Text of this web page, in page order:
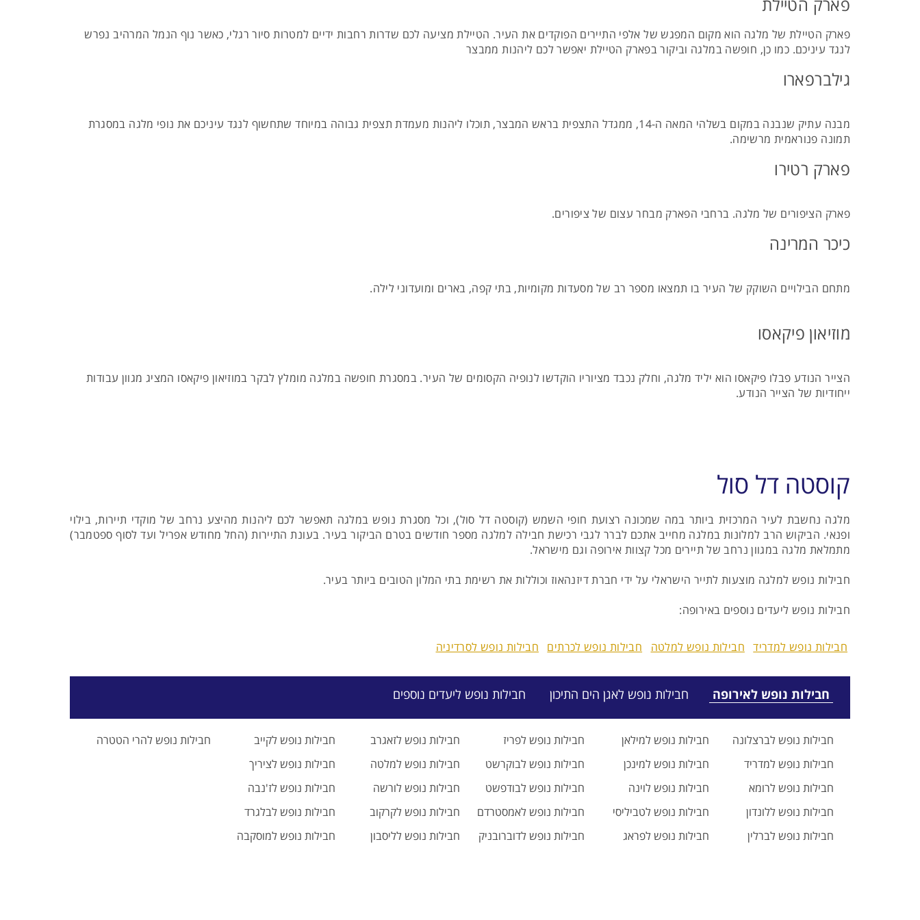
פארק הטיילת של מלגה הוא מקום המפגש של אלפי התיירים הפוקדים את העיר. הטיילת מציעה לכם שדרות רחבות ידיים למטרות סיור רגלי, כאשר נוף הנמל המרהיב נפרש
לנגד עיניכם. כמו כן, חופשה במלגה וביקור בפארק הטיילת יאפשר לכם ליהנות ממבצר
גילברפארו
מבנה עתיק שנבנה במקום בשלהי המאה ה-14, ממגדל התצפית בראש המבצר, תוכלו ליהנות מעמדת תצפית גבוהה במיוחד שתחשוף לנגד עיניכם את נופי מלגה במסגרת
תמונה פנוראמית מרשימה.
פארק רטירו
פארק הציפורים של מלגה. ברחבי הפארק מבחר עצום של ציפורים.
כיכר המרינה
מתחם הבילויים השוקק של העיר בו תמצאו מספר רב של מסעדות מקומיות, בתי קפה, בארים ומועדוני לילה.
מוזיאון פיקאסו
הצייר הנודע פבלו פיקאסו הוא יליד מלגה, וחלק נכבד מציוריו הוקדשו לנופיה הקסומים של העיר. במסגרת חופשה במלגה מומלץ לבקר במוזיאון פיקאסו המציג מגוון עבודות
ייחודיות של הצייר הנודע.
קוסטה דל סול
מלגה נחשבת לעיר המרכזית ביותר במה שמכונה רצועת חופי השמש (קוסטה דל סול), וכל מסגרת נופש במלגה תאפשר לכם ליהנות מהיצע נרחב של מוקדי תיירות, בילוי
ופנאי. הביקוש הרב למלונות במלגה מחייב אתכם לברר לגבי רכישת חבילה למלגה מספר חודשים בטרם הביקור בעיר. בעונת התיירות (החל מחודש אפריל ועד לסוף ספטמבר)
מתמלאת מלגה במגוון נרחב של תיירים מכל קצוות אירופה וגם מישראל.
חבילות נופש למלגה מוצעות לתייר הישראלי על ידי חברת דיזנהאוז וכוללות את רשימת בתי המלון הטובים ביותר בעיר.
חבילות נופש ליעדים נוספים באירופה:
חבילות נופש למדריד חבילות נופש למלטה חבילות נופש לכרתים חבילות נופש לסרדיניה
חבילות נופש לאירופה חבילות נופש לאגן הים התיכון חבילות נופש ליעדים נוספים
חבילות נופש לברצלונה
חבילות נופש למדריד
חבילות נופש לרומא
חבילות נופש ללונדון
חבילות נופש לברלין
חבילות נופש למילאן
חבילות נופש למינכן
חבילות נופש לוינה
חבילות נופש לטביליסי
חבילות נופש לפראג
חבילות נופש לפריז
חבילות נופש לבוקרשט
חבילות נופש לבודפשט
חבילות נופש לאמסטרדם
חבילות נופש לדוברובניק
חבילות נופש לזאגרב
חבילות נופש למלטה
חבילות נופש לורשה
חבילות נופש לקרקוב
חבילות נופש לליסבון
חבילות נופש לקייב
חבילות נופש לציריך
חבילות נופש לז'נבה
חבילות נופש לבלגרד
חבילות נופש למוסקבה
חבילות נופש להרי הטטרה